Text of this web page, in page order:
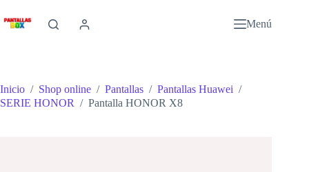
al
contenido
Menú
Inicio / Shop online / Pantallas / Pantallas Huawei /
SERIE HONOR / Pantalla HONOR X8